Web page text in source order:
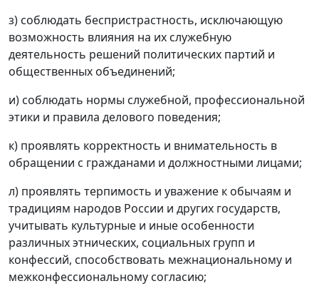
з) соблюдать беспристрастность, исключающую
возможность влияния на их служебную
деятельность решений политических партий и
общественных объединений;
и) соблюдать нормы служебной, профессиональной
этики и правила делового поведения;
к) проявлять корректность и внимательность в
обращении с гражданами и должностными лицами;
л) проявлять терпимость и уважение к обычаям и
традициям народов России и других государств,
учитывать культурные и иные особенности
различных этнических, социальных групп и
конфессий, способствовать межнациональному и
межконфессиональному согласию;